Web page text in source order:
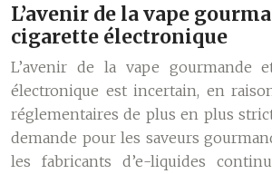
L’avenir de la vape
cigarette électronique
L’avenir de la vape gourmande
électronique est incertain, en
réglementaires de plus en plus
demande pour les saveurs
les fabricants d’e-liquides